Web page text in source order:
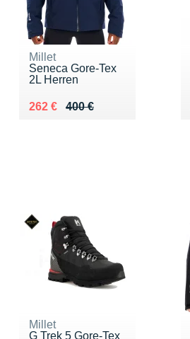
Millet
Seneca Gore-Tex
2L Herren
400 €
Au lieu de 400 €
262 €
Vendu 262 €
Millet
G Trek 5 Gore-Tex